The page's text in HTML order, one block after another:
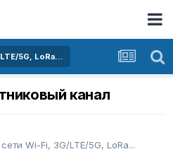
5G, LoRa...
канал
Wi-Fi, 3G/LTE/5G, LoRa...